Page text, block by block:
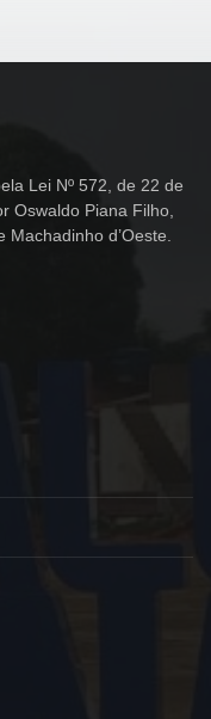
Lei Nº 572, de 22 de
Oswaldo Piana Filho,
d’Oeste.